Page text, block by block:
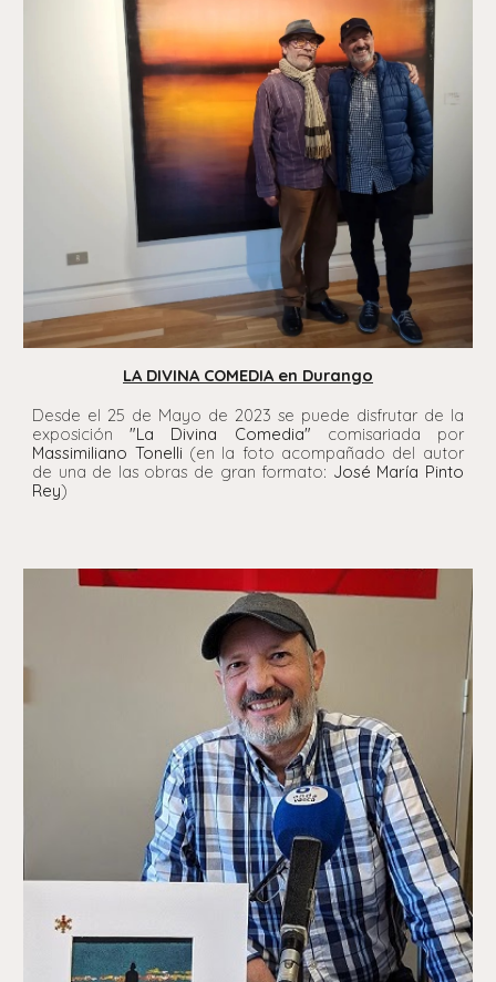
LA DIVINA COMEDIA en Durango
Desde el 25 de Mayo de 2023 se puede disfrutar de la
exposición"La Divina Comedia" comisariada por
Massimiliano Tonelli (en la foto acompañado del autor
de una de las obras de gran formato: José María Pinto
Rey)